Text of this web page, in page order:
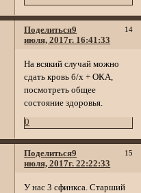
Поделиться 14
9
июля, 2017г. 16:41:33
На всякий случай можно
сдать кровь б/х + ОКА,
посмотреть общее
состояние здоровья.
0
Поделиться 15
9
июля, 2017г. 22:22:33
У нас 3 сфинкса. Старший